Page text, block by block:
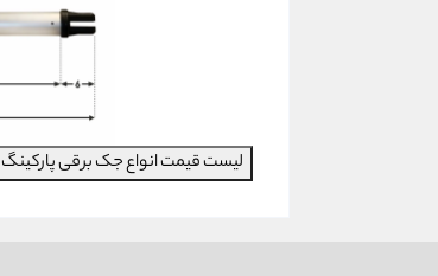
لیست قیمت انواع جک برقی پارکینگ